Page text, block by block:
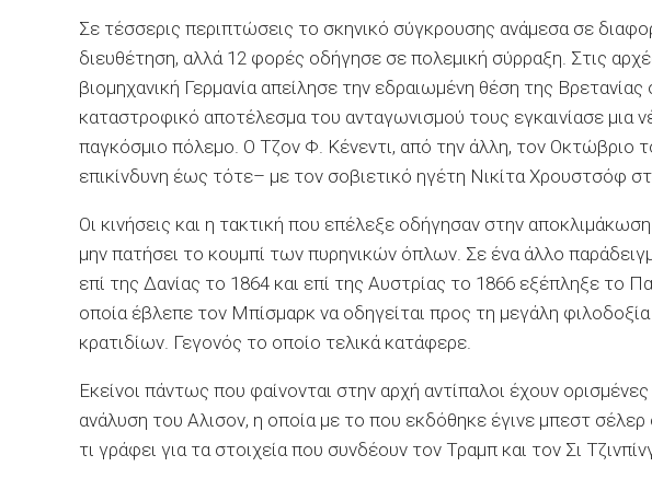
Σε τέσσερις περιπτώσεις το σκηνικό σύγκρουσης ανάμεσα σε
διευθέτηση, αλλά 12 φορές οδήγησε σε πολεμική σύρραξη. Στις
βιομηχανική Γερμανία απείλησε την εδραιωμένη θέση της
καταστροφικό αποτέλεσμα του ανταγωνισμού τους εγκαινίασε μια
παγκόσμιο πόλεμο. Ο Τζον Φ. Κένεντι, από την άλλη, τον Οκτώβριο
επικίνδυνη έως τότε– με τον σοβιετικό ηγέτη Νικίτα Χρουστσόφ
Οι κινήσεις και η τακτική που επέλεξε οδήγησαν στην
μην πατήσει το κουμπί των πυρηνικών όπλων. Σε ένα άλλο
επί της Δανίας το 1864 και επί της Αυστρίας το 1866 εξέπληξε το
οποία έβλεπε τον Μπίσμαρκ να οδηγείται προς τη μεγάλη
κρατιδίων. Γεγονός το οποίο τελικά κατάφερε.
Εκείνοι πάντως που φαίνονται στην αρχή αντίπαλοι έχουν
ανάλυση του Αλισον, η οποία με το που εκδόθηκε έγινε μπεστ
τι γράφει για τα στοιχεία που συνδέουν τον Τραμπ και τον Σι